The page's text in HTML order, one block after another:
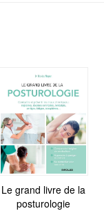
Le grand livre de la
posturologie